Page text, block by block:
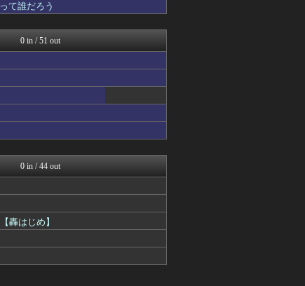
て誰だろう
0 in / 51 out
0 in / 44 out
轟はじめ】